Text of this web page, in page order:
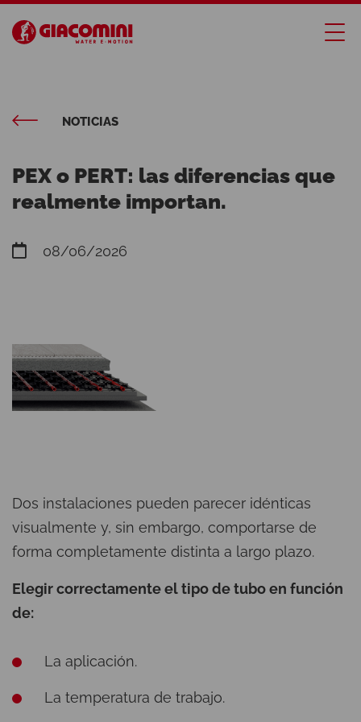
NOTICIAS
PEX o PERT: las diferencias que
realmente importan.
08/06/2026
Dos instalaciones pueden parecer idénticas
visualmente y, sin embargo, comportarse de
forma completamente distinta a largo plazo.
Elegir correctamente el tipo de tubo en función
de:
La aplicación.
La temperatura de trabajo.